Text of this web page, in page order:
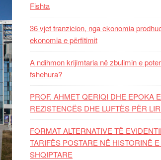
Fishta
36 vjet tranzicion, nga ekonomia
ekonomia e përfitimit
A ndihmon krijimtaria në zbulimin e
fshehura?
PROF. AHMET QERIQI DHE EPOKA E
REZISTENCЁS DHE LUFTЁS PЁR
FORMAT ALTERNATIVE TË
TARIFËS POSTARE NË HISTORINË
SHQIPTARE